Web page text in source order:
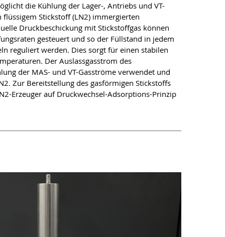
die Kühlung der Lager-, Antriebs und VT-
Stickstoff (LN2) immergierten
Druckbeschickung mit Stickstoffgas können
gesteuert und so der Füllstand in jedem
reguliert werden. Dies sorgt für einen stabilen
Der Auslassgasstrom des
der MAS- und VT-Gasströme verwendet und
Zur Bereitstellung des gasförmigen Stickstoffs
Erzeuger auf Druckwechsel-Adsorptions-Prinzip